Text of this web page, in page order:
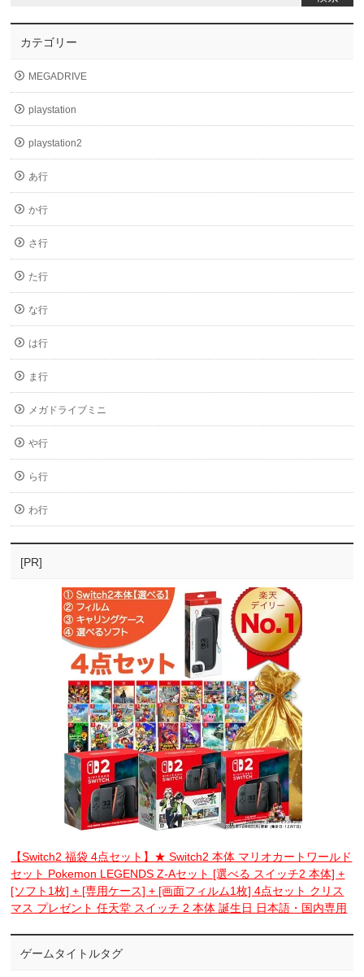
カテゴリー
MEGADRIVE
playstation
playstation2
あ行
か行
さ行
た行
な行
は行
ま行
メガドライブミニ
や行
ら行
わ行
[PR]
【Switch2 福袋 4点セット】★ Switch2 本体 マリオカートワールド
セット Pokemon LEGENDS Z-Aセット [選べる スイッチ2 本体] +
[ソフト1枚] + [専用ケース] + [画面フィルム1枚] 4点セット クリス
マス プレゼント 任天堂 スイッチ 2 本体 誕生日 日本語・国内専用
ゲームタイトルタグ